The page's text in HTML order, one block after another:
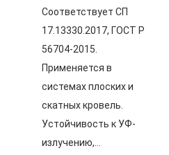
Соответствует СП
17.13330.2017, ГОСТ Р
56704-2015.
Применяется в
системах плоских и
скатных кровель.
Устойчивость к УФ-
излучению,…